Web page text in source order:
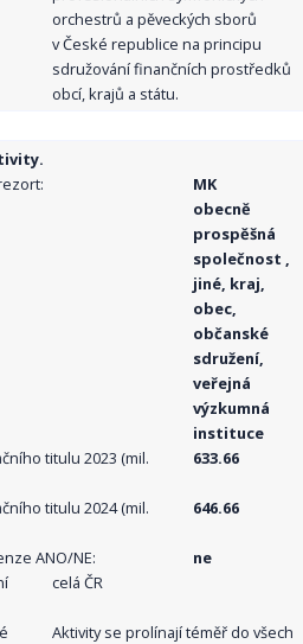
orchestrů a pěveckých sborů
v České republice na principu
sdružování finančních prostředků
obcí, krajů a státu.
MK
obecně
prospěšná
společnost ,
jiné, kraj,
obec,
občanské
sdružení,
veřejná
výzkumná
instituce
titulu 2023 (mil.
633.66
titulu 2024 (mil.
646.66
ANO/NE:
ne
celá ČR
Aktivity se prolínají téměř do všech